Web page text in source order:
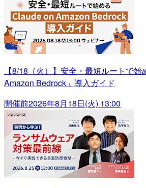
【8/18（火）】安全・最短ルートで
Amazon Bedrock」導入ガイド
開催前2026年8月18日(火) 13:00